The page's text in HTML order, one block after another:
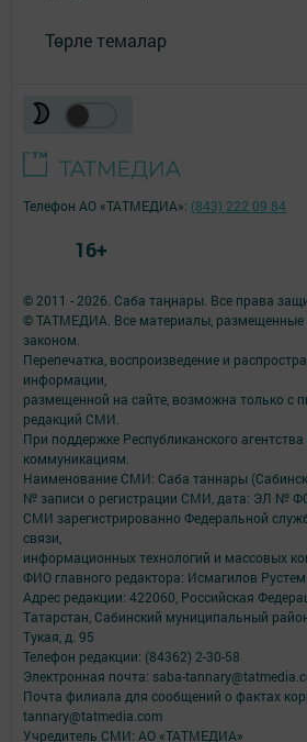
Төрле темалар
© 2011 - 2026. Саба таңнары. Все права
© ТАТМЕДИА. Все материалы, размещенные
законом.
Перепечатка, воспроизведение и
информации,
размещенной на сайте, возможна только с
редакций СМИ.
При поддержке Республиканского
коммуникациям.
Наименование СМИ: Саба таннары
№ записи о регистрации СМИ, дата: ЭЛ №
СМИ зарегистрированно Федеральной
связи,
информационных технологий и массовых
ФИО главного редактора: Исмагилов
Адрес редакции: 422060, Российская
Татарстан, Сабинский муниципальный
Тукая, д. 95
Телефон редакции: (84362) 2-30-58
Электронная почта: saba-
Почта филиала для сообщений о фактах
tannary@tatmedia.com
Учредитель СМИ: АО «ТАТМЕДИА»
Телефон АО «ТАТМЕДИА»: (843) 222 09 84
16+